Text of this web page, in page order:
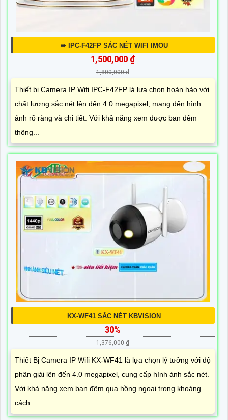
➠ IPC-F42FP SẮC NÉT WIFI IMOU
1,500,000 ₫
1,800,000 ₫
Thiết bị Camera IP Wifi IPC-F42FP là lựa chọn hoàn hảo với
chất lượng sắc nét lên đến 4.0 megapixel, mang đến hình
ảnh rõ ràng và chi tiết. Với khả năng xem được ban đêm
thông...
KX-WF41 SẮC NÉT KBVISION
30%
1,376,000 ₫
Thiết Bị Camera IP Wifi KX-WF41 là lựa chọn lý tưởng với độ
phân giải lên đến 4.0 megapixel, cung cấp hình ảnh sắc nét.
Với khả năng xem ban đêm qua hồng ngoại trong khoảng
cách...